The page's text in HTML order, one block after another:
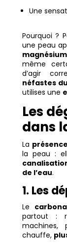
Une
Pourquoi ?
une peau
même
d’agir
néfastes
utilises une
Les
dans
La
la peau :
de l’eau.
1. Les
Le
partout :
machines,
chauffe,